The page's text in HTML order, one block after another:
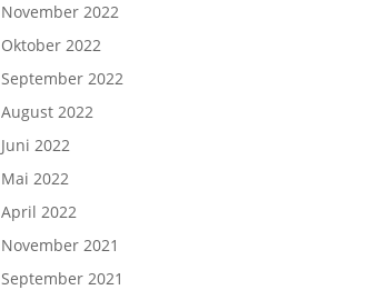
November 2022
Oktober 2022
September 2022
August 2022
Juni 2022
Mai 2022
April 2022
November 2021
September 2021